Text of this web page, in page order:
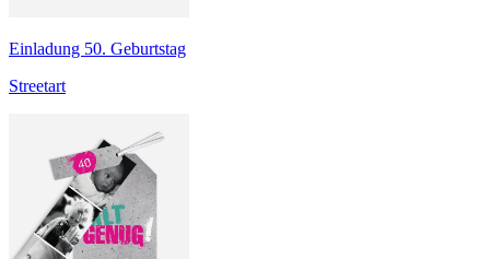
Einladung 50. Geburtstag
Streetart